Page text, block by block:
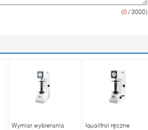
(0 / 3000)
Wymiar wybierania
Iqualitrol ręczne